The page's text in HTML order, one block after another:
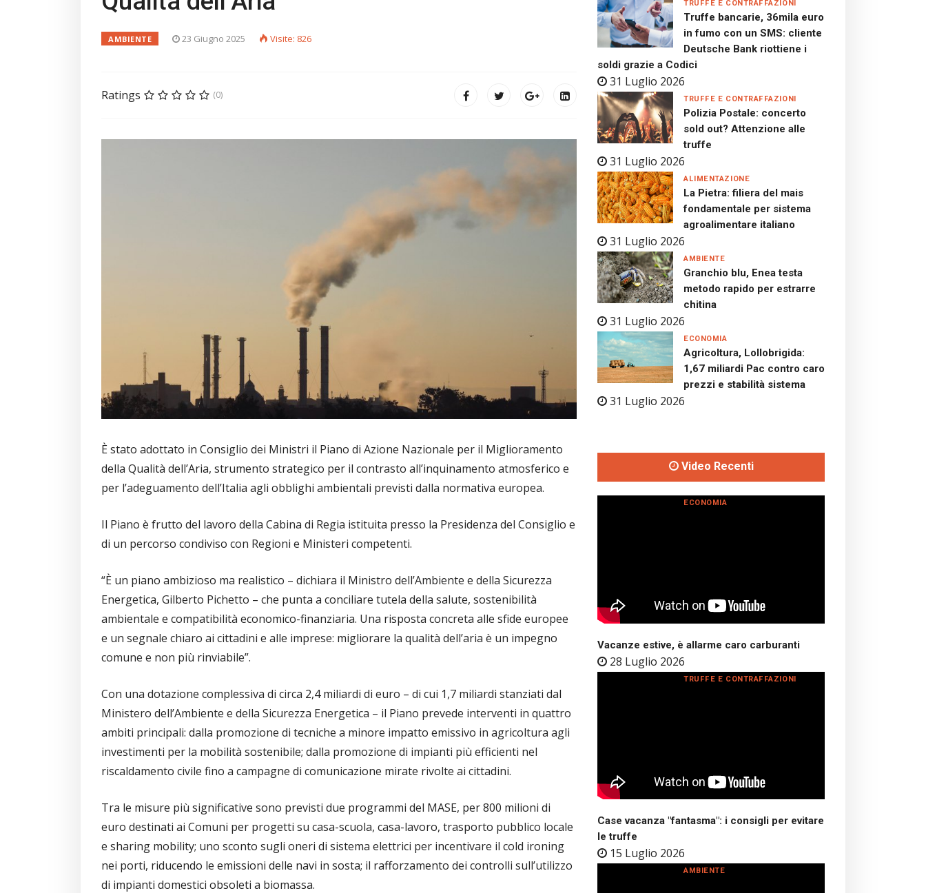
AMBIENTE 23 Giugno 2025 Visite: 826
Ratings (0)
È stato adottato in Consiglio dei Ministri il Piano di Azione Nazionale per il Miglioramento
della Qualità dell’Aria, strumento strategico per il contrasto all’inquinamento atmosferico e
per l’adeguamento dell’Italia agli obblighi ambientali previsti dalla normativa europea.
Il Piano è frutto del lavoro della Cabina di Regia istituita presso la Presidenza del Consiglio e
di un percorso condiviso con Regioni e Ministeri competenti.
“È un piano ambizioso ma realistico – dichiara il Ministro dell’Ambiente e della Sicurezza
Energetica, Gilberto Pichetto – che punta a conciliare tutela della salute, sostenibilità
ambientale e compatibilità economico-finanziaria. Una risposta concreta alle sfide europee
e un segnale chiaro ai cittadini e alle imprese: migliorare la qualità dell’aria è un impegno
comune e non più rinviabile”.
Con una dotazione complessiva di circa 2,4 miliardi di euro – di cui 1,7 miliardi stanziati dal
Ministero dell’Ambiente e della Sicurezza Energetica – il Piano prevede interventi in quattro
ambiti principali: dalla promozione di tecniche a minore impatto emissivo in agricoltura agli
investimenti per la mobilità sostenibile; dalla promozione di impianti più efficienti nel
riscaldamento civile fino a campagne di comunicazione mirate rivolte ai cittadini.
Tra le misure più significative sono previsti due programmi del MASE, per 800 milioni di
euro destinati ai Comuni per progetti su casa-scuola, casa-lavoro, trasporto pubblico locale
e sharing mobility; uno sconto sugli oneri di sistema elettrici per incentivare il cold ironing
nei porti, riducendo le emissioni delle navi in sosta; il rafforzamento dei controlli sull’utilizzo
di impianti domestici obsoleti a biomassa.
Truffe bancarie, 36mila euro
in fumo con un SMS: cliente
Deutsche Bank riottiene i
soldi grazie a Codici
31 Luglio 2026
TRUFFE E CONTRAFFAZIONI
Polizia Postale: concerto
sold out? Attenzione alle
truffe
31 Luglio 2026
TRUFFE E CONTRAFFAZIONI
La Pietra: filiera del mais
fondamentale per sistema
agroalimentare italiano
31 Luglio 2026
ALIMENTAZIONE
Granchio blu, Enea testa
metodo rapido per estrarre
chitina
31 Luglio 2026
AMBIENTE
Agricoltura, Lollobrigida:
1,67 miliardi Pac contro caro
prezzi e stabilità sistema
31 Luglio 2026
ECONOMIA
Video Recenti
Vacanze estive, è allarme caro carburanti
28 Luglio 2026
ECONOMIA
Case vacanza "fantasma": i consigli per evitare
le truffe
15 Luglio 2026
TRUFFE E CONTRAFFAZIONI
AMBIENTE